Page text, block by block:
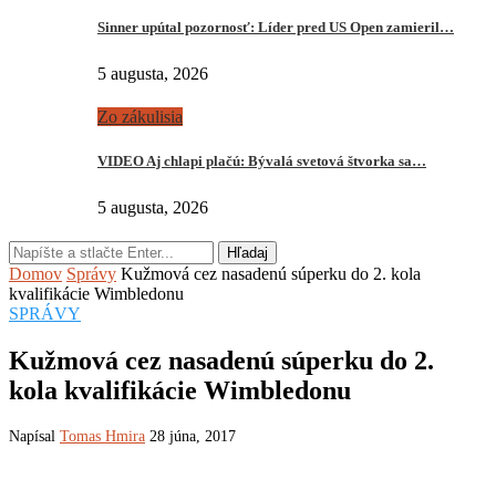
Sinner upútal pozornosť: Líder pred US Open zamieril…
5 augusta, 2026
Zo zákulisia
VIDEO Aj chlapi plačú: Bývalá svetová štvorka sa…
5 augusta, 2026
Hľadaj
Domov Správy Kužmová cez nasadenú súperku do 2. kola
kvalifikácie Wimbledonu
SPRÁVY
Kužmová cez nasadenú súperku do 2.
kola kvalifikácie Wimbledonu
Napísal Tomas Hmira 28 júna, 2017